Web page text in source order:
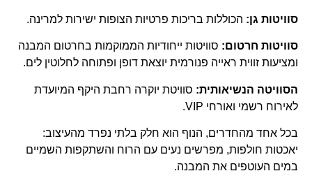
סוויטות גן: הכוללות בריכות פרטיות הצופות ישירות למרינה.
סוויטות חרטום:סוויטות ייחודיות הממוקמות בחרטום המבנה
ומציעות זווית ראייה פנורמית יוצאת דופן ופתוחה לחלוטין לים.
הסוויטה הנשיאותית:סוויטת יוקרה רחבת היקף המיועדת
לאירוח רשמי ואורחי VIP.
בכל אחד מהחדרים, הנוף הוא חלק בלתי נפרד מהעיצוב:
יאכטות חולפות, מפרשים נעים עם הרוח והשתקפות השמיים
במים העוטפים את המבנה.